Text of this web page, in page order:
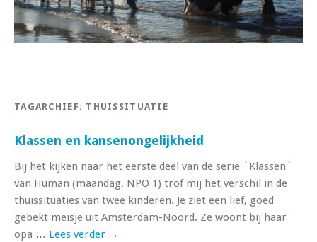
TAGARCHIEF: THUISSITUATIE
Klassen en kansenongelijkheid
Bij het kijken naar het eerste deel van de serie ´Klassen´
van Human (maandag, NPO 1) trof mij het verschil in de
thuissituaties van twee kinderen. Je ziet een lief, goed
gebekt meisje uit Amsterdam-Noord. Ze woont bij haar
opa … Lees verder →